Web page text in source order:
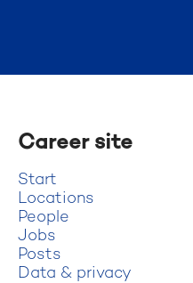
Career site
Start
Locations
People
Jobs
Posts
Data & privacy